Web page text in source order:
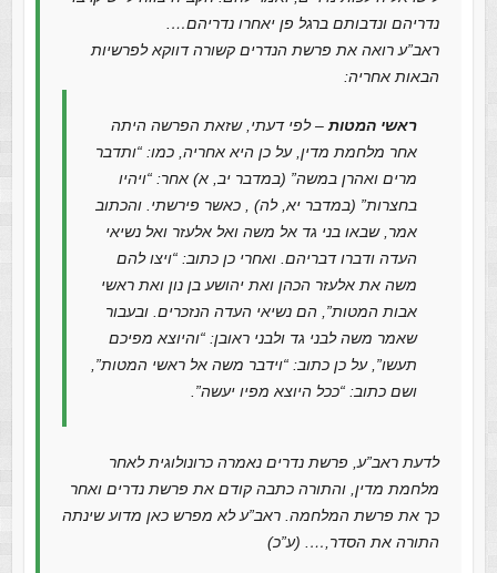
נדריהם ונדבותם ברגל פן יאחרו נדריהם….
ראב”ע רואה את פרשת הנדרים קשורה דווקא לפרשיות
הבאות אחריה:
ראשי המטות– לפי דעתי, שזאת הפרשה היתה
אחר מלחמת מדין, על כן היא אחריה, כמו: “ותדבר
מרים ואהרן במשה” (במדבר יב, א) אחר: “ויהיו
בחצרות” (במדבר יא, לה) , כאשר פירשתי. והכתוב
אמר, שבאו בני גד אל משה ואל אלעזר ואל נשיאי
העדה ודברו דבריהם. ואחרי כן כתוב: “ויצו להם
משה את אלעזר הכהן ואת יהושע בן נון ואת ראשי
אבות המטות”, הם נשיאי העדה הנזכרים. ובעבור
שאמר משה לבני גד ולבני ראובן: “והיוצא מפיכם
תעשו”, על כן כתוב: “וידבר משה אל ראשי המטות”,
ושם כתוב: “ככל היוצא מפיו יעשה”.
לדעת ראב”ע, פרשת נדרים נאמרה כרונולוגית לאחר
מלחמת מדין, והתורה כתבה קודם את פרשת נדרים ואחר
כך את פרשת המלחמה. ראב”ע לא מפרש כאן מדוע שינתה
התורה את הסדר,…. (ע”כ)